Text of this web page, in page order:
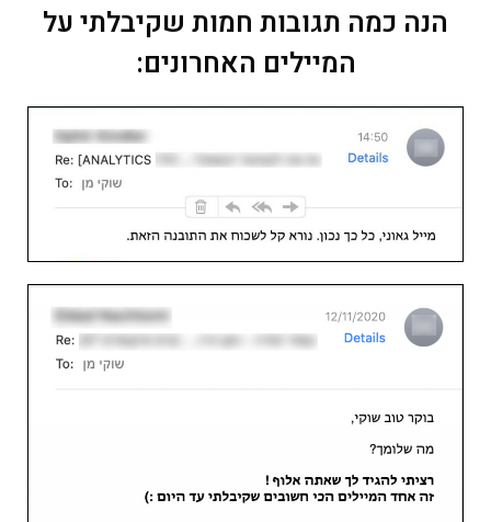
הנה כמה תגובות חמות שקיבלתי על
המיילים האחרונים: